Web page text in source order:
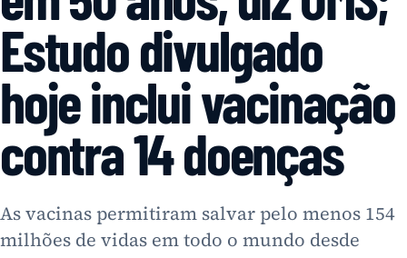
Estudo divulgado
hoje inclui vacinação
contra 14 doenças
As vacinas permitiram salvar pelo menos 154
milhões de vidas em todo o mundo desde